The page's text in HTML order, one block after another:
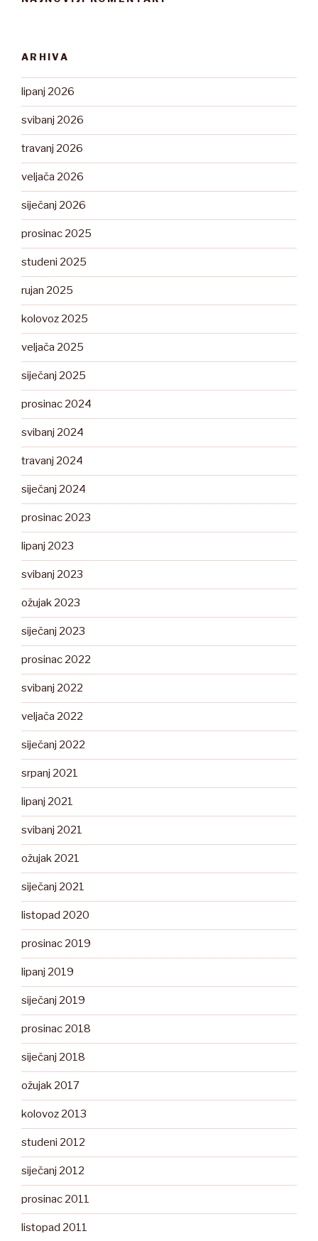
ARHIVA
lipanj 2026
svibanj 2026
travanj 2026
veljača 2026
siječanj 2026
prosinac 2025
studeni 2025
rujan 2025
kolovoz 2025
veljača 2025
siječanj 2025
prosinac 2024
svibanj 2024
travanj 2024
siječanj 2024
prosinac 2023
lipanj 2023
svibanj 2023
ožujak 2023
siječanj 2023
prosinac 2022
svibanj 2022
veljača 2022
siječanj 2022
srpanj 2021
lipanj 2021
svibanj 2021
ožujak 2021
siječanj 2021
listopad 2020
prosinac 2019
lipanj 2019
siječanj 2019
prosinac 2018
siječanj 2018
ožujak 2017
kolovoz 2013
studeni 2012
siječanj 2012
prosinac 2011
listopad 2011